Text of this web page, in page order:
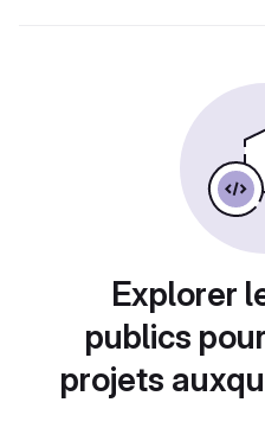
Explorer
publics
projets